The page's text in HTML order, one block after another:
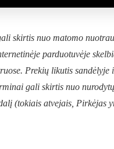
skirtis nuo matomo
parduotuvėje
Prekių likutis
gali skirtis nuo
(tokiais atvejais, Pirkėjas